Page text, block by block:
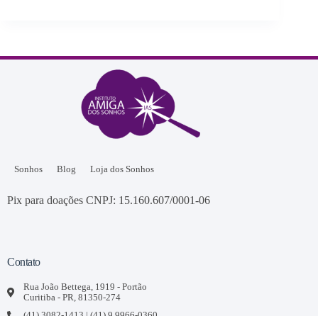
Sonhos Blog Loja dos Sonhos
Pix para doações CNPJ: 15.160.607/0001-06
Contato
Rua João Bettega, 1919 - Portão
Curitiba - PR, 81350-274